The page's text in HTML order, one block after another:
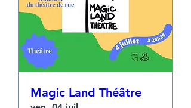
Magic Land Théâtre